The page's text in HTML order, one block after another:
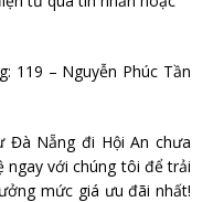
119 – Nguyễn Phúc Tần
Đà Nẵng đi Hội An chưa
ngay với chúng tôi để trải
mức giá ưu đãi nhất!